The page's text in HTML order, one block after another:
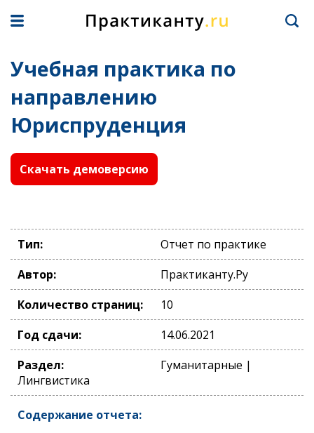
Учебная практика по
направлению
Юриспруденция
Скачать демоверсию
Тип:
Отчет по практике
Автор:
Практиканту.Ру
Количество страниц:
10
Год сдачи:
14.06.2021
Раздел:
Гуманитарные |
Лингвистика
Содержание отчета: